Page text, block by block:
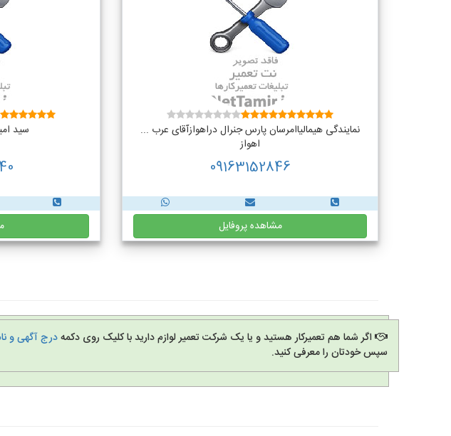
نمایندگی هیمالیاامرسان پارس جنرال دراهوازآقای عرب ...
اهواز
09163152846
مشاهده پروفایل
سید
اگر شما هم تعمیرکار هستید و یا یک شرکت تعمیر لوازم دارید با کلیک روی دکمهدرج آگهی و
سپس خودتان را معرفی کنید.